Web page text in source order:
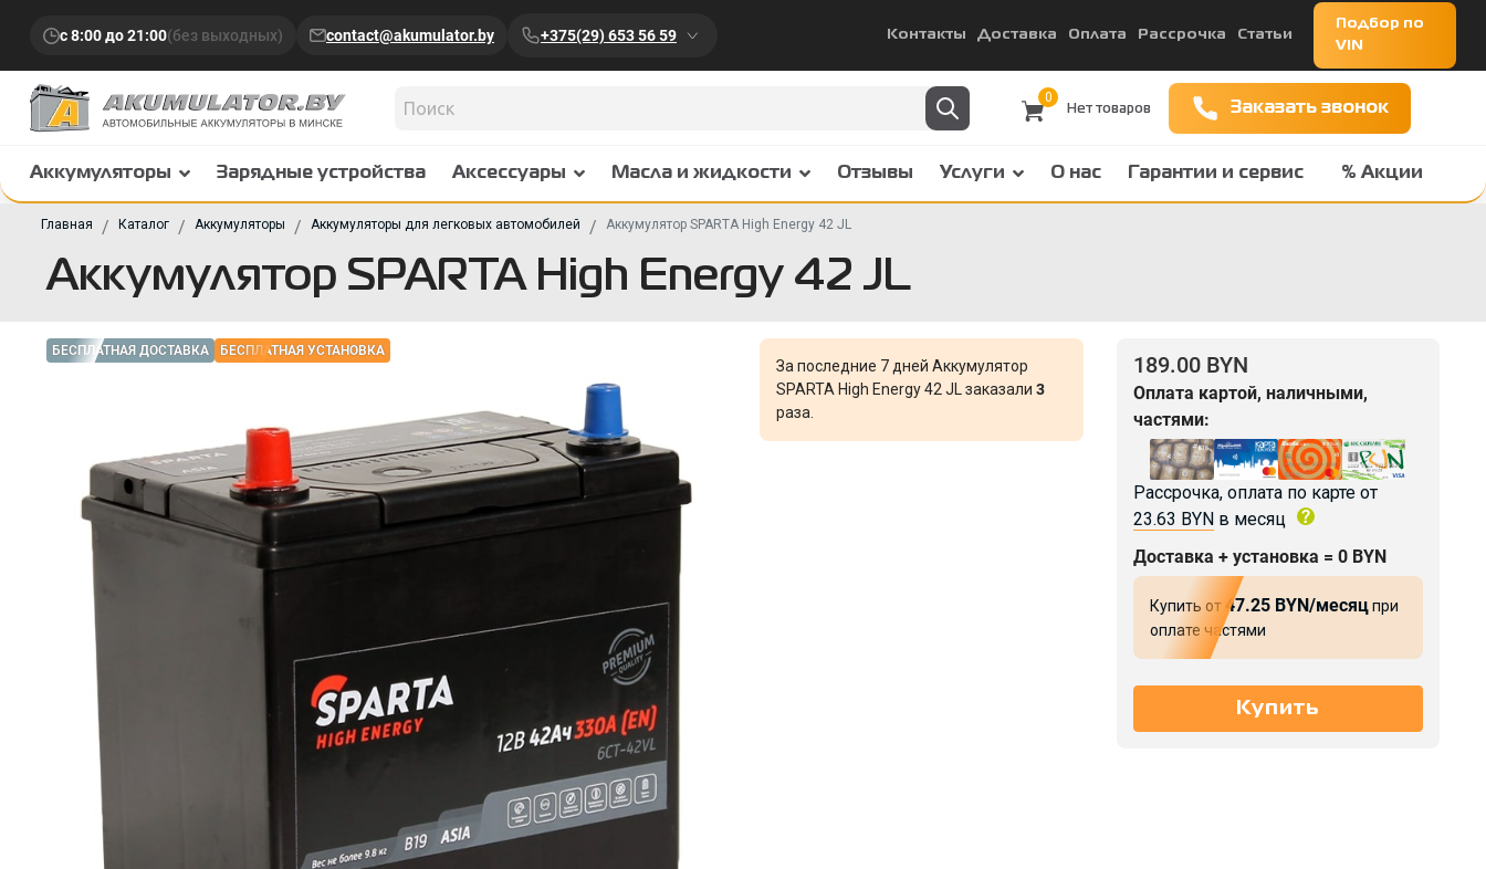
с 8:00 до 21:00(без выходных) contact@akumulator.by +375(29) 653 56 59 Контакты Доставка Оплата Рассрочка Статьи
Подбор по
VIN
0
Заказать звонок
Аккумуляторы Зарядные устройства Аксессуары Масла и жидкости Отзывы Услуги О нас Гарантии и сервис % Акции
Главная Каталог Аккумуляторы Аккумуляторы для легковых автомобилей Аккумулятор SPARTA High Energy 42 JL
Аккумулятор SPARTA High Energy 42 JL
БЕСПЛАТНАЯ ДОСТАВКА БЕСПЛАТНАЯ УСТАНОВКА
За последние 7 дней Аккумулятор
SPARTA High Energy 42 JL заказали 3
раза.
189.00 BYN
Оплата картой, наличными,
частями:
Рассрочка, оплата по карте от
23.63 BYNв месяц
Доставка + установка = 0 BYN
Купить от 47.25 BYN/месяцпри
оплате частями